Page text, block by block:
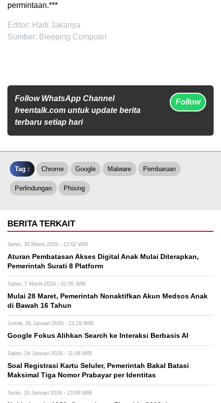
permintaan.***
Editor: Hadi Jakariya
Sumber: Bleeping Computer
Follow WhatsApp Channel
freentalk.com untuk update berita
terbaru setiap hari
Follow
Tag : Chrome Google Malware Pembaruan
Perlindungan Phising
BERITA TERKAIT
Senin, 30 Maret 2026 - 13:02 WIB
Aturan Pembatasan Akses Digital Anak Mulai Diterapkan,
Pemerintah Surati 8 Platform
Sabtu, 7 Maret 2026 - 02:05 WIB
Mulai 28 Maret, Pemerintah Nonaktifkan Akun Medsos Anak
di Bawah 16 Tahun
Jumat, 30 Januari 2026 - 21:16 WIB
Google Fokus Alihkan Search ke Interaksi Berbasis AI
Sabtu, 24 Januari 2026 - 11:08 WIB
Soal Registrasi Kartu Seluler, Pemerintah Bakal Batasi
Maksimal Tiga Nomor Prabayar per Identitas
Senin, 19 Januari 2026 - 23:08 WIB